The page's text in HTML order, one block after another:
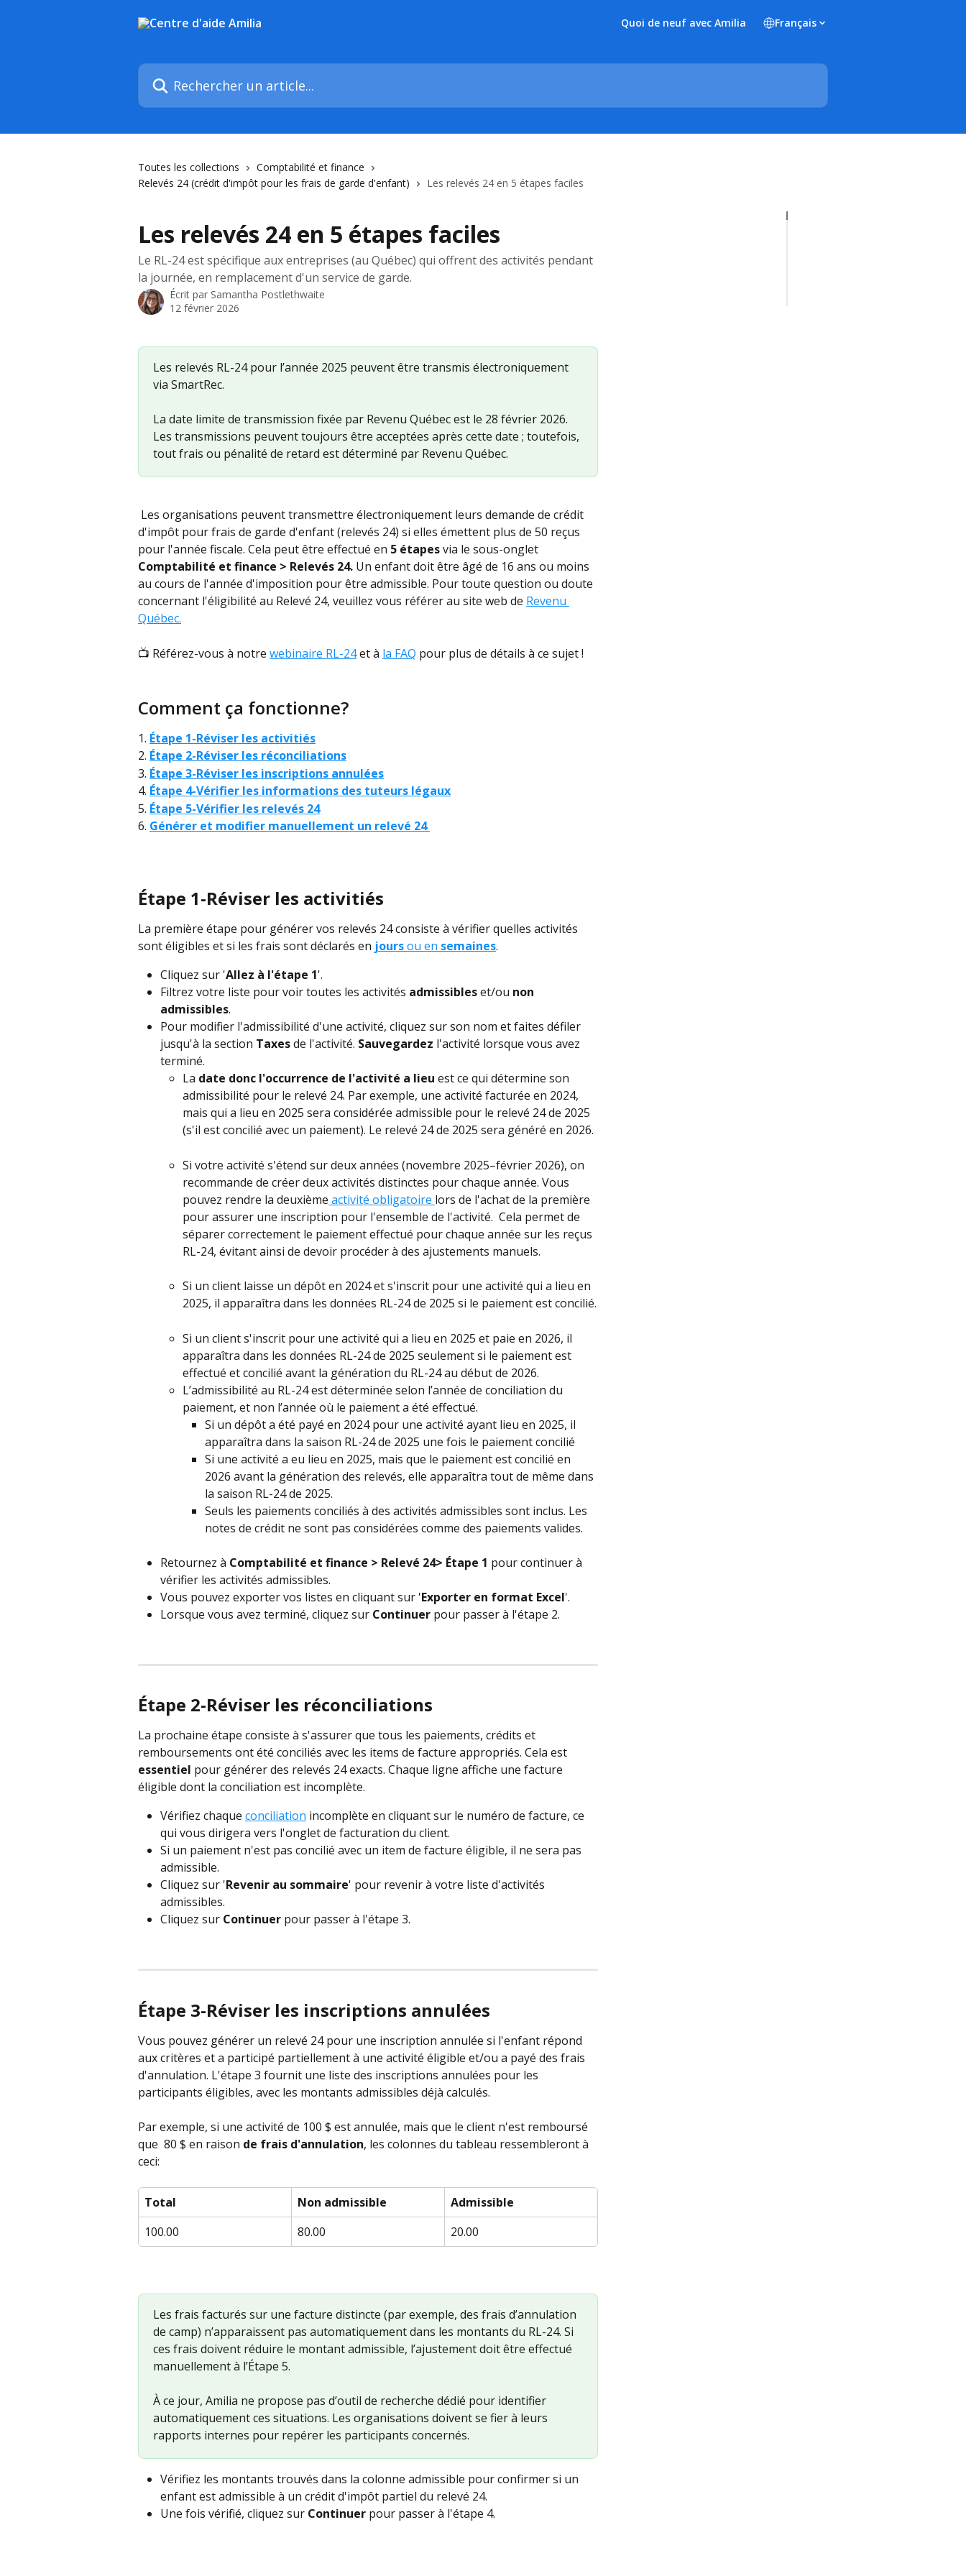
Quoi de neuf avec Amilia Français
Rechercher un article...
Toutes les collections
Comptabilité et finance
Relevés 24 (crédit d'impôt pour les frais de garde d'enfant)
Les relevés 24 en 5 étapes faciles
Les relevés 24 en 5 étapes faciles
Le RL-24 est spécifique aux entreprises (au Québec) qui offrent des activités pendant
la journée, en remplacement d'un service de garde.
Écrit par Samantha Postlethwaite
12 février 2026
Les relevés RL-24 pour l’année 2025 peuvent être transmis électroniquement
via SmartRec.
La date limite de transmission fixée par Revenu Québec est le 28 février 2026.
Les transmissions peuvent toujours être acceptées après cette date ; toutefois,
tout frais ou pénalité de retard est déterminé par Revenu Québec.
d'impôt pour frais de garde d'enfant (relevés 24) si elles émettent plus de 50 reçus
pour l'année fiscale. Cela peut être effectué en 5 étapes via le sous-onglet
Comptabilité et finance > Relevés 24. Un enfant doit être âgé de 16 ans ou moins
au cours de l'année d'imposition pour être admissible. Pour toute question ou doute
concernant l'éligibilité au Relevé 24, veuillez vous référer au site web de Revenu
Québec.
📺 Référez-vous à notre webinaire RL-24 et à la FAQ pour plus de détails à ce sujet !
Comment ça fonctionne?
1. Étape 1-Réviser les activitiés
2. Étape 2-Réviser les réconciliations
3. Étape 3-Réviser les inscriptions annulées
4. Étape 4-Vérifier les informations des tuteurs légaux
5. Étape 5-Vérifier les relevés 24
6. Générer et modifier manuellement un relevé 24
Étape 1-Réviser les activitiés
La première étape pour générer vos relevés 24 consiste à vérifier quelles activités
sont éligibles et si les frais sont déclarés en jours ou en semaines.
Cliquez sur 'Allez à l'étape 1'.
Filtrez votre liste pour voir toutes les activités admissibles et/ou non
admissibles.
Pour modifier l'admissibilité d'une activité, cliquez sur son nom et faites défiler
jusqu'à la section Taxes de l'activité. Sauvegardez l'activité lorsque vous avez
terminé.
La date donc l'occurrence de l'activité a lieu est ce qui détermine son
admissibilité pour le relevé 24. Par exemple, une activité facturée en 2024,
mais qui a lieu en 2025 sera considérée admissible pour le relevé 24 de 2025
(s'il est concilié avec un paiement). Le relevé 24 de 2025 sera généré en 2026.
Si votre activité s'étend sur deux années (novembre 2025–février 2026), on
recommande de créer deux activités distinctes pour chaque année. Vous
pouvez rendre la deuxième activité obligatoire lors de l'achat de la première
pour assurer une inscription pour l'ensemble de l'activité.  Cela permet de
séparer correctement le paiement effectué pour chaque année sur les reçus
RL-24, évitant ainsi de devoir procéder à des ajustements manuels.
Si un client laisse un dépôt en 2024 et s'inscrit pour une activité qui a lieu en
2025, il apparaîtra dans les données RL-24 de 2025 si le paiement est concilié.
Si un client s'inscrit pour une activité qui a lieu en 2025 et paie en 2026, il
apparaîtra dans les données RL-24 de 2025 seulement si le paiement est
effectué et concilié avant la génération du RL-24 au début de 2026.
L’admissibilité au RL-24 est déterminée selon l’année de conciliation du
paiement, et non l’année où le paiement a été effectué.
Si un dépôt a été payé en 2024 pour une activité ayant lieu en 2025, il
apparaîtra dans la saison RL-24 de 2025 une fois le paiement concilié
Si une activité a eu lieu en 2025, mais que le paiement est concilié en
2026 avant la génération des relevés, elle apparaîtra tout de même dans
la saison RL-24 de 2025.
Seuls les paiements conciliés à des activités admissibles sont inclus. Les
notes de crédit ne sont pas considérées comme des paiements valides.
Retournez à Comptabilité et finance > Relevé 24> Étape 1 pour continuer à
vérifier les activités admissibles.
Vous pouvez exporter vos listes en cliquant sur 'Exporter en format Excel'.
Lorsque vous avez terminé, cliquez sur Continuer pour passer à l'étape 2.
Étape 2-Réviser les réconciliations
La prochaine étape consiste à s'assurer que tous les paiements, crédits et
remboursements ont été conciliés avec les items de facture appropriés. Cela est
essentiel pour générer des relevés 24 exacts. Chaque ligne affiche une facture
éligible dont la conciliation est incomplète.
Vérifiez chaque conciliation incomplète en cliquant sur le numéro de facture, ce
qui vous dirigera vers l'onglet de facturation du client.
Si un paiement n'est pas concilié avec un item de facture éligible, il ne sera pas
admissible.
Cliquez sur 'Revenir au sommaire' pour revenir à votre liste d'activités
admissibles.
Cliquez sur Continuer pour passer à l'étape 3.
Étape 3-Réviser les inscriptions annulées
Vous pouvez générer un relevé 24 pour une inscription annulée si l'enfant répond
aux critères et a participé partiellement à une activité éligible et/ou a payé des frais
d'annulation. L'étape 3 fournit une liste des inscriptions annulées pour les
participants éligibles, avec les montants admissibles déjà calculés.
Par exemple, si une activité de 100 $ est annulée, mais que le client n'est remboursé
que  80 $ en raison de frais d'annulation, les colonnes du tableau ressembleront à
ceci:
Total Non admissible
Admissible
100.00
80.00 20.00
Les frais facturés sur une facture distincte (par exemple, des frais d’annulation
de camp) n’apparaissent pas automatiquement dans les montants du RL-24. Si
ces frais doivent réduire le montant admissible, l’ajustement doit être effectué
manuellement à l’Étape 5.
À ce jour, Amilia ne propose pas d’outil de recherche dédié pour identifier
automatiquement ces situations. Les organisations doivent se fier à leurs
rapports internes pour repérer les participants concernés.
Vérifiez les montants trouvés dans la colonne admissible pour confirmer si un
enfant est admissible à un crédit d'impôt partiel du relevé 24.
Une fois vérifié, cliquez sur Continuer pour passer à l'étape 4.